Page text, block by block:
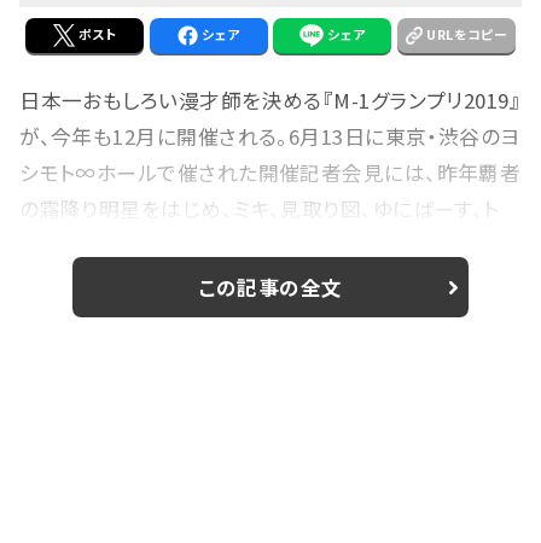
ポスト シェア シェア URLをコピー
日本一おもしろい漫才師を決める『M-1グランプリ2019』
が、今年も12月に開催される。6月13日に東京・渋谷のヨ
シモト∞ホールで催された開催記者会見には、昨年覇者
の霜降り明星をはじめ、ミキ、見取り図、ゆにばーす、ト
京ホテイソン、EXITが出席した。 昨年、4,640組の頂点に
輝き、初の平成生まれ同士のコンビで、史上最年少王者
この記事の全文